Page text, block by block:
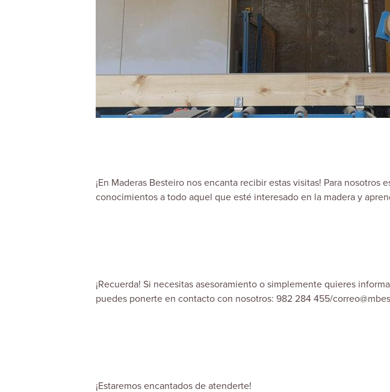
¡En Maderas Besteiro nos encanta recibir estas visitas! Para nosotros
conocimientos a todo aquel que esté interesado en la madera y
¡Recuerda! Si necesitas asesoramiento o simplemente quieres
puedes ponerte en contacto con nosotros: 982 284 455/
¡Estaremos encantados de atenderte!